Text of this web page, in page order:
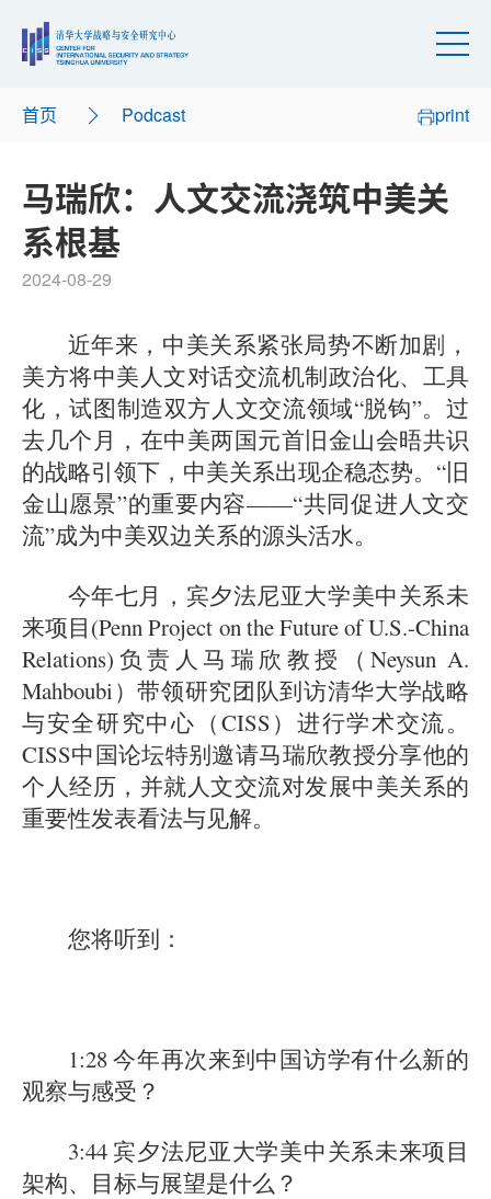
首页 Podcast print
马瑞欣：人文交流浇筑中美关
系根基
2024-08-29
近年来，中美关系紧张局势不断加剧，
美方将中美人文对话交流机制政治化、工具
化，试图制造双方人文交流领域“脱钩”。过
去几个月，在中美两国元首旧金山会晤共识
的战略引领下，中美关系出现企稳态势。“旧
金山愿景”的重要内容——“共同促进人文交
流”成为中美双边关系的源头活水。
今年七月，宾夕法尼亚大学美中关系未
来项目(Penn Project on the Future of U.S.-China
Relations)负责人马瑞欣教授（Neysun A.
Mahboubi）带领研究团队到访清华大学战略
与安全研究中心（CISS）进行学术交流。
CISS中国论坛特别邀请马瑞欣教授分享他的
个人经历，并就人文交流对发展中美关系的
重要性发表看法与见解。
您将听到：
1:28 今年再次来到中国访学有什么新的
观察与感受？
3:44 宾夕法尼亚大学美中关系未来项目
架构、目标与展望是什么？